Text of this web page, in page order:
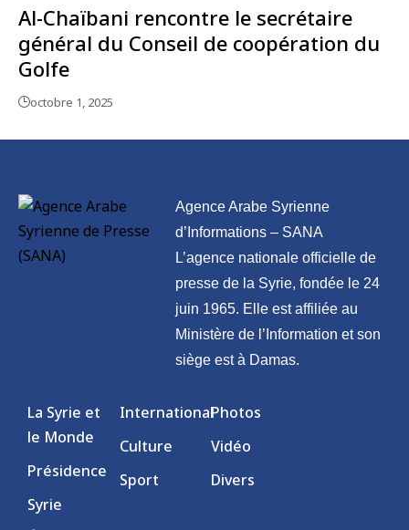
Al-Chaïbani rencontre le secrétaire
général du Conseil de coopération du
Golfe
octobre 1, 2025
Agence Arabe Syrienne
d’Informations – SANA
L’agence nationale officielle de
presse de la Syrie, fondée le 24
juin 1965. Elle est affiliée au
Ministère de l’Information et son
siège est à Damas.
La Syrie et
le Monde
Présidence
Syrie
International
Culture
Sport
Photos
Vidéo
Divers